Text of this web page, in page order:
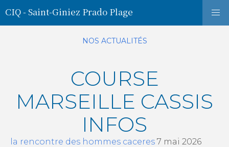
CIQ - Saint-Giniez Prado Plage
NOS ACTUALITÉS
COURSE
MARSEILLE CASSIS
INFOS
la rencontre des hommes caceres 7 mai 2026